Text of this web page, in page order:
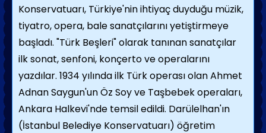
Konservatuarı, Türkiye'nin ihtiyaç duyduğu müzik,
tiyatro, opera, bale sanatçılarını yetiştirmeye
başladı. "Türk Beşleri" olarak tanınan sanatçılar
ilk sonat, senfoni, konçerto ve operalarını
yazdılar. 1934 yılında ilk Türk operası olan Ahmet
Adnan Saygun'un Öz Soy ve Taşbebek operaları,
Ankara Halkevi'nde temsil edildi. Darülelhan'ın
(İstanbul Belediye Konservatuarı) öğretim